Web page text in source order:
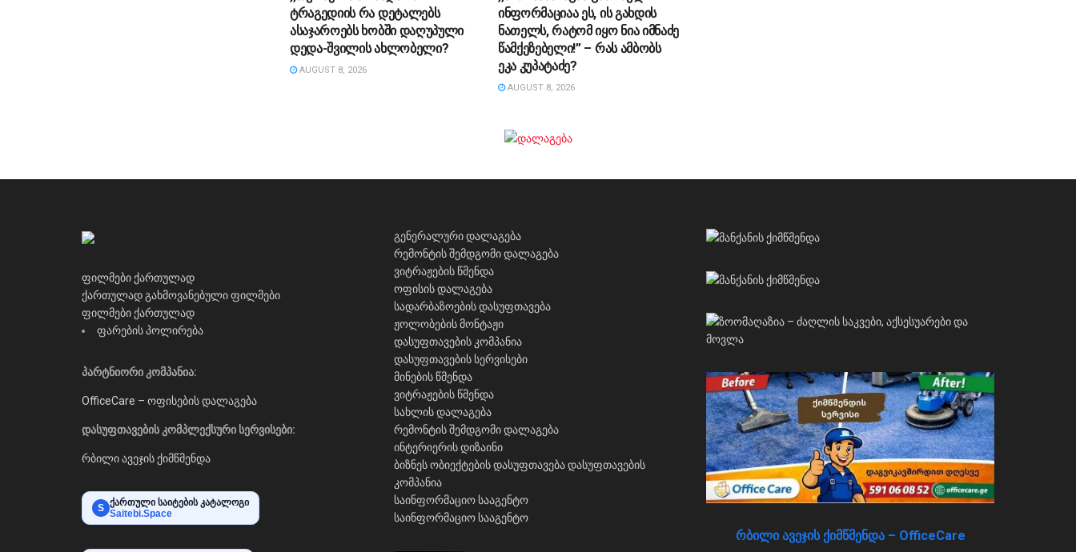
ტრაგედიის რა დეტალებს
ასაჯაროებს ხობში დაღუპული
დედა-შვილის ახლობელი?
AUGUST 8, 2026
ინფორმაციაა ეს, ის გახდის
ნათელს, რატომ იყო ნია იმნაძე
წამქეზებელი!” – რას ამბობს
ეკა კუპატაძე?
AUGUST 8, 2026
ფილმები ქართულად
ქართულად გახმოვანებული ფილმები
ფილმები ქართულად
ფარების პოლირება
პარტნიორი კომპანია:
OfficeCare – ოფისების დალაგება
დასუფთავების კომპლექსური სერვისები:
რბილი ავეჯის ქიმწმენდა
S ქართული საიტების კატალოგი
Saitebi.Space
გენერალური დალაგება
რემონტის შემდგომი დალაგება
ვიტრაჟების წმენდა
ოფისის დალაგება
სადარბაზოების დასუფთავება
ჟოლობების მონტაჟი
დასუფთავების კომპანია
დასუფთავების სერვისები
მინების წმენდა
ვიტრაჟების წმენდა
სახლის დალაგება
რემონტის შემდგომი დალაგება
ინტერიერის დიზაინი
ბიზნეს ობიექტების დასუფთავებადასუფთავების
კომპანია
საინფორმაციო სააგენტო
საინფორმაციო სააგენტო
რბილი ავეჯის ქიმწმენდა – OfficeCare